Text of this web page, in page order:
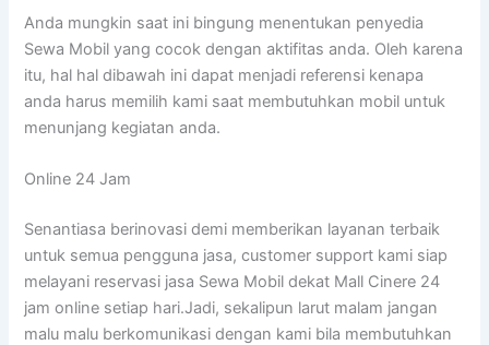
Anda mungkin saat ini bingung menentukan penyedia
Sewa Mobil yang cocok dengan aktifitas anda. Oleh karena
itu, hal hal dibawah ini dapat menjadi referensi kenapa
anda harus memilih kami saat membutuhkan mobil untuk
menunjang kegiatan anda.
Online 24 Jam
Senantiasa berinovasi demi memberikan layanan terbaik
untuk semua pengguna jasa, customer support kami siap
melayani reservasi jasa Sewa Mobil dekat Mall Cinere 24
jam online setiap hari.Jadi, sekalipun larut malam jangan
malu malu berkomunikasi dengan kami bila membutuhkan